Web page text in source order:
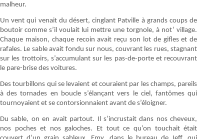
malheur.
Un vent qui venait du désert, cinglant Patville à grands coups de
boutoir comme s’il voulait lui mettre une torgnole, à not’ village.
Chaque maison, chaque recoin avait reçu son lot de gifles et de
rafales. Le sable avait fondu sur nous, couvrant les rues, stagnant
sur les trottoirs, s’accumulant sur les pas-de-porte et recouvrant
le pare-brise des voitures.
Des tourbillons qui se levaient et couraient par les champs, pareils
à des tornades en boucle s’élançant vers le ciel, fantômes qui
tournoyaient et se contorsionnaient avant de s’éloigner.
Du sable, on en avait partout. Il s’incrustait dans nos cheveux,
nos poches et nos galoches. Et tout ce qu’on touchait était